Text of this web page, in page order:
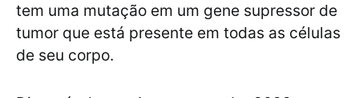
tem uma mutação em um gene supressor de
tumor que está presente em todas as células
de seu corpo.